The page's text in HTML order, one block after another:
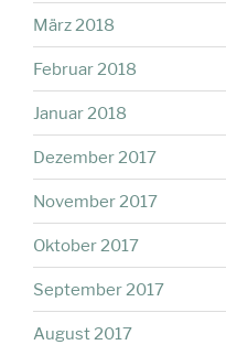
März 2018
Februar 2018
Januar 2018
Dezember 2017
November 2017
Oktober 2017
September 2017
August 2017